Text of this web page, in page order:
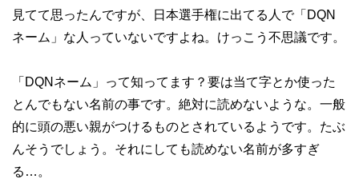
見てて思ったんですが、日本選手権に出てる人で「DQN
ネーム」な人っていないですよね。けっこう不思議です。
「DQNネーム」って知ってます？要は当て字とか使った
とんでもない名前の事です。絶対に読めないような。一般
的に頭の悪い親がつけるものとされているようです。たぶ
んそうでしょう。それにしても読めない名前が多すぎ
る…。